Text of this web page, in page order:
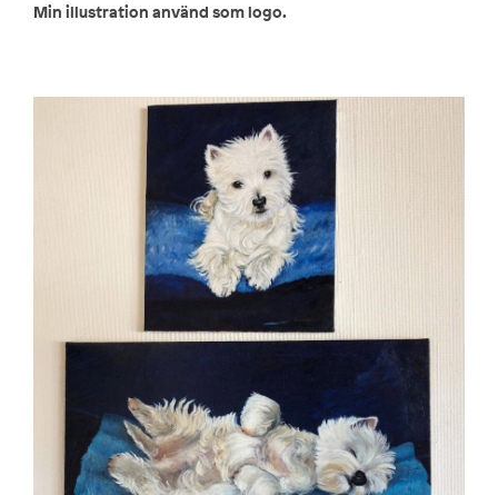
Min illustration använd som logo.